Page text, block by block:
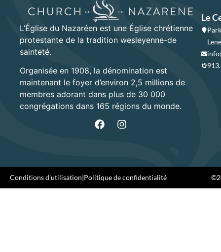
L’Église du Nazaréen est une Église chrétienne
protestante de la tradition wesleyenne-de
sainteté.
Organisée en 1908, la dénomination est
maintenant le foyer d’environ 2,5 millions de
membres adorant dans plus de 30 000
congrégations dans 165 régions du monde.
Le
Conditions d'utilisation|Politique de confidentialité